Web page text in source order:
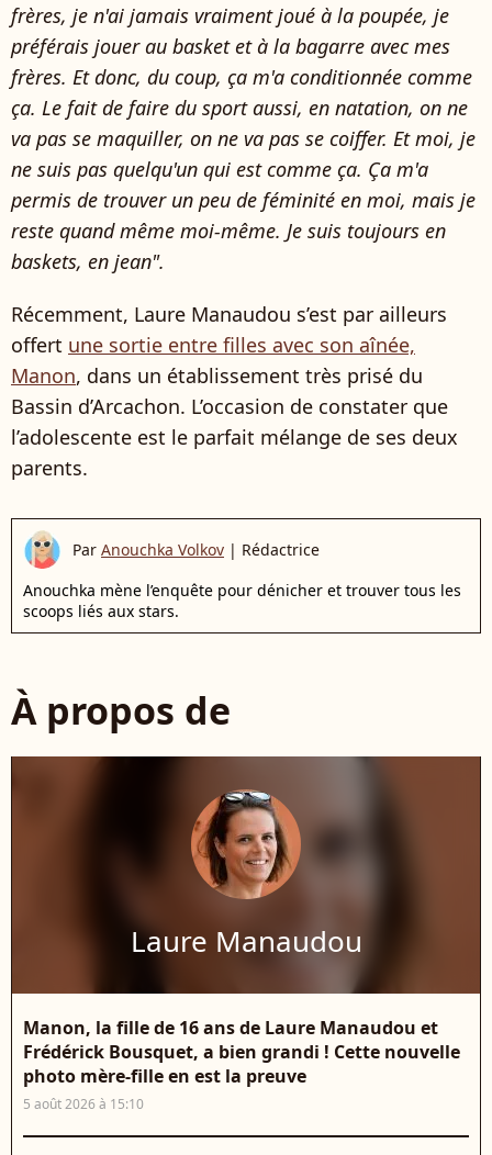
frères, je n'ai jamais vraiment joué à la poupée, je
préférais jouer au basket et à la bagarre avec mes
frères. Et donc, du coup, ça m'a conditionnée comme
ça. Le fait de faire du sport aussi, en natation, on ne
va pas se maquiller, on ne va pas se coiffer. Et moi, je
ne suis pas quelqu'un qui est comme ça. Ça m'a
permis de trouver un peu de féminité en moi, mais je
reste quand même moi-même. Je suis toujours en
baskets, en jean".
Récemment, Laure Manaudou s’est par ailleurs
offert une sortie entre filles avec son aînée,
Manon, dans un établissement très prisé du
Bassin d’Arcachon. L’occasion de constater que
l’adolescente est le parfait mélange de ses deux
parents.
Par Anouchka Volkov | Rédactrice
Anouchka mène l’enquête pour dénicher et trouver tous les
scoops liés aux stars.
À propos de
Laure Manaudou
Manon, la fille de 16 ans de Laure Manaudou et
Frédérick Bousquet, a bien grandi ! Cette nouvelle
photo mère-fille en est la preuve
5 août 2026 à 15:10